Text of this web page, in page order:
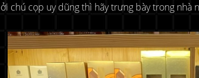
chú cọp uy dũng thì hãy trưng bày trong nhà